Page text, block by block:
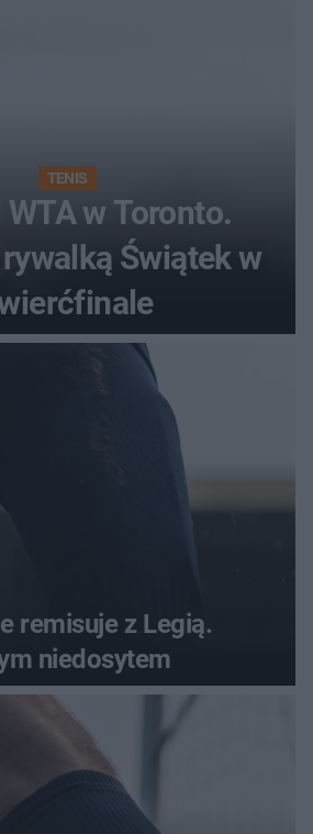
TENIS
w Toronto.
Świątek w
remisuje z Legią.
niedosytem